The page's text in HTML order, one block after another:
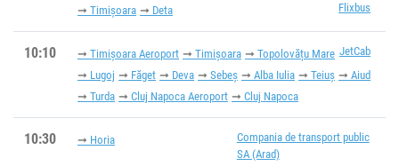
Flixbus
Timișoara Deta
10:10 JetCab
Timișoara Aeroport Timișoara
Topolovățu Mare
Lugoj
Făget Deva Sebeș Alba Iulia Teiuș
Aiud
Turda
Cluj Napoca Aeroport Cluj Napoca
10:30
Compania de transport public
SA (Arad)
Horia